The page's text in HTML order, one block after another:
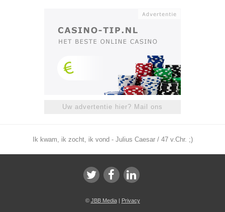
Uw advertentie hier? Mail ons
Ik kwam, ik zocht, ik vond - Julius Caesar / 47 v.Chr. ;)
© JBB Media| Privacy